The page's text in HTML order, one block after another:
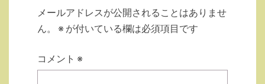
メールアドレスが公開されることはありませ
ん。
※ が付いている欄は必須項目です
コメント ※